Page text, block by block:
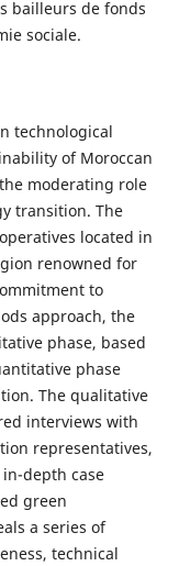
bailleurs de fonds
sociale.
technological
of Moroccan
moderating role
transition. The
located in
renowned for
to
approach, the
phase, based
phase
The qualitative
interviews with
representatives,
depth case
green
a series of
technical